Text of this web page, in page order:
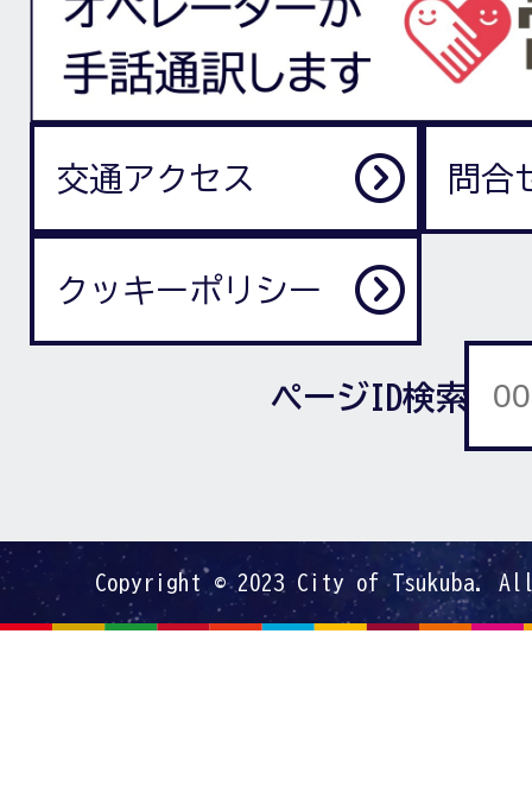
交通アクセス 問合
クッキーポリシー
ページID検索
Copyright © 2023 City of Tsukuba.